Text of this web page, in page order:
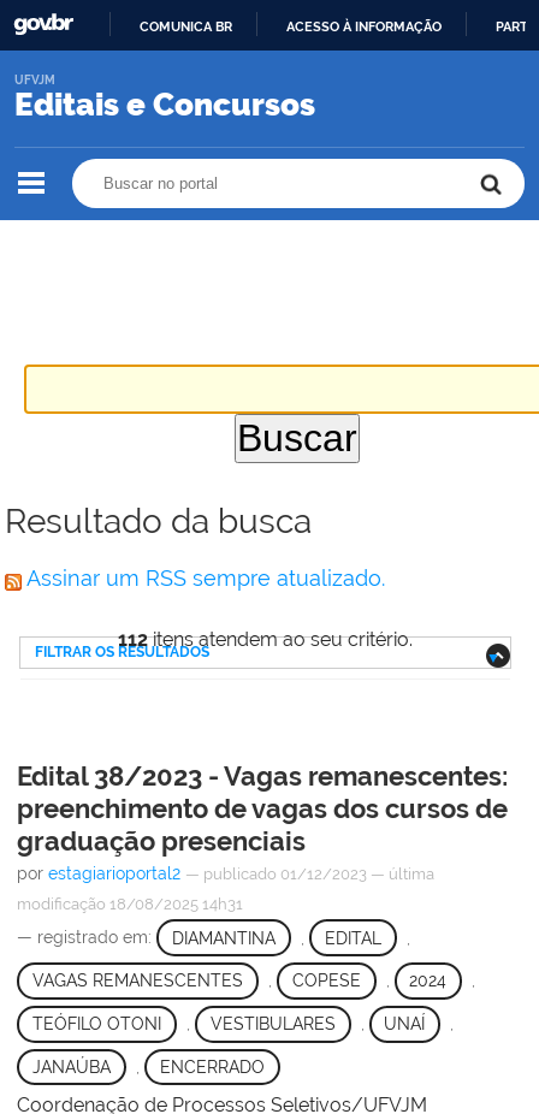
O
COMUNICA BR ACESSO À INFORMAÇÃO
Editais e Concursos
UFVJM
Resultado da busca
Assinar um RSS sempre atualizado.
112itens atendem ao seu critério.
FILTRAR OS RESULTADOS
Edital 38/2023 - Vagas remanescentes:
preenchimento de vagas dos cursos de
graduação presenciais
por estagiarioportal2 — publicado 01/12/2023 — última
modificação 18/08/2025 14h31
— registrado em: DIAMANTINA EDITAL
VAGAS REMANESCENTES , COPESE , 2024 ,
TEÓFILO OTONI VESTIBULARES UNAÍ
JANAÚBA ENCERRADO
Coordenação de Processos Seletivos/UFVJM